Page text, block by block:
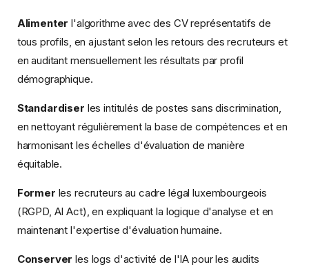
Alimenter l'algorithme avec des CV représentatifs de
tous profils, en ajustant selon les retours des recruteurs et
en auditant mensuellement les résultats par profil
démographique.
Standardiser les intitulés de postes sans discrimination,
en nettoyant régulièrement la base de compétences et en
harmonisant les échelles d'évaluation de manière
équitable.
Former les recruteurs au cadre légal luxembourgeois
(RGPD, AI Act), en expliquant la logique d'analyse et en
maintenant l'expertise d'évaluation humaine.
Conserver les logs d'activité de l'IA pour les audits